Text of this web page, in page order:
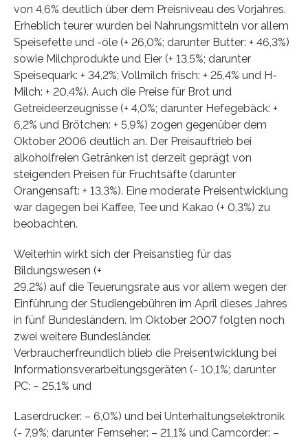
von 4,6% deutlich über dem Preisniveau des Vorjahres.
Erheblich teurer wurden bei Nahrungsmitteln vor allem
Speisefette und -öle (+ 26,0%; darunter Butter: + 46,3%)
sowie Milchprodukte und Eier (+ 13,5%; darunter
Speisequark: + 34,2%; Vollmilch frisch: + 25,4% und H-
Milch: + 20,4%). Auch die Preise für Brot und
Getreideerzeugnisse (+ 4,0%; darunter Hefegebäck: +
6,2% und Brötchen: + 5,9%) zogen gegenüber dem
Oktober 2006 deutlich an. Der Preisauftrieb bei
alkoholfreien Getränken ist derzeit geprägt von
steigenden Preisen für Fruchtsäfte (darunter
Orangensaft: + 13,3%). Eine moderate Preisentwicklung
war dagegen bei Kaffee, Tee und Kakao (+ 0,3%) zu
beobachten.
Weiterhin wirkt sich der Preisanstieg für das
Bildungswesen (+
29,2%) auf die Teuerungsrate aus vor allem wegen der
Einführung der Studiengebühren im April dieses Jahres
in fünf Bundesländern. Im Oktober 2007 folgten noch
zwei weitere Bundesländer.
Verbraucherfreundlich blieb die Preisentwicklung bei
Informationsverarbeitungsgeräten (- 10,1%; darunter
PC: – 25,1% und
Laserdrucker: – 6,0%) und bei Unterhaltungselektronik
(- 7,9%; darunter Fernseher: – 21,1% und Camcorder: –